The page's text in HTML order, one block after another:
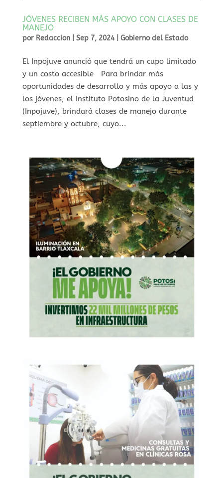
JÓVENES RECIBEN MÁS APOYO CON CLASES DE
MANEJO
por Redaccion| Sep 7, 2024| Gobierno del Estado
El Inpojuve anunció que tendrá un cupo limitado
y un costo accesible Para brindar más
oportunidades de desarrollo y más apoyo a las y
los jóvenes, el Instituto Potosino de la Juventud
(Inpojuve), brindará clases de manejo durante
septiembre y octubre, cuyo...